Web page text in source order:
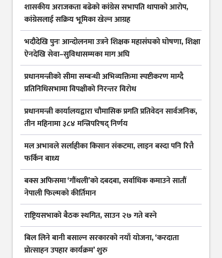
शासकीय अराजकता बढेको कांग्रेस सभापति थापाको आरोप,
कांग्रेसलाई सक्रिय भूमिका खेल्न आग्रह
भदौदेखि पुनः आन्दोलनमा उत्रने शिक्षक महासंघको घोषणा, शिक्षा
ऐनदेखि सेवा–सुविधासम्मका माग अघि
प्रधानमन्त्रीको सीमा सम्बन्धी अभिव्यक्तिमा स्पष्टीकरण माग्दै
प्रतिनिधिसभामा विपक्षीको निरन्तर विरोध
प्रधानमन्त्री कार्यालयद्वारा चौमासिक प्रगति प्रतिवेदन सार्वजनिक,
तीन महिनामा ३८४ मन्त्रिपरिषद् निर्णय
मल अभावले सर्लाहीका किसान संकटमा, लाइन बस्दा पनि रित्तै
फर्किन बाध्य
बक्स अफिसमा ‘गौंथली’को दबदबा, सर्वाधिक कमाउने सातौं
नेपाली फिल्मको कीर्तिमान
राष्ट्रियसभाको बैठक स्थगित, साउन २७ गते बस्ने
बिल लिने बानी बसाल्न सरकारको नयाँ योजना, ‘करदाता
प्रोत्साहन उपहार कार्यक्रम’ शुरु